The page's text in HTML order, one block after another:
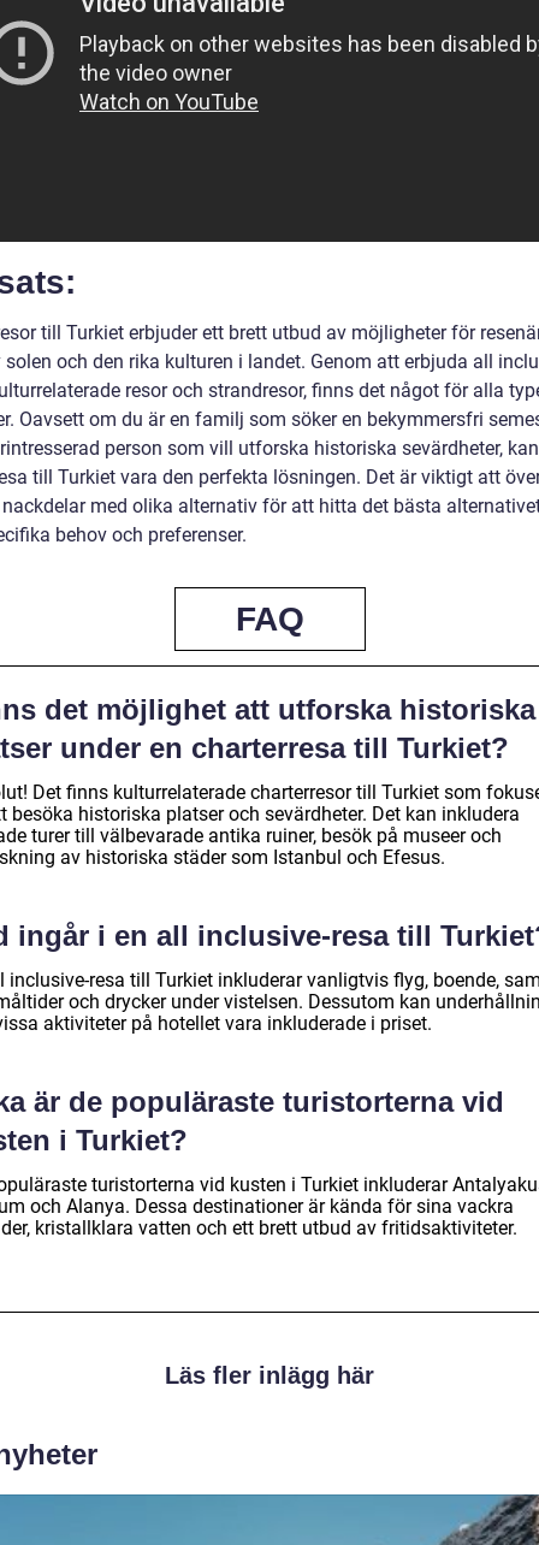
till Turkiet erbjuder ett brett utbud av möjligheter för
och den rika kulturen i landet. Genom att erbjuda all
resor och strandresor, finns det något för alla
Oavsett om du är en familj som söker en bekymmersfri
person som vill utforska historiska sevärdheter,
till Turkiet vara den perfekta lösningen. Det är viktigt att
med olika alternativ för att hitta det bästa
behov och preferenser.
FAQ
det möjlighet att utforska historiska
under en charterresa till Turkiet?
Det finns kulturrelaterade charterresor till Turkiet som
besöka historiska platser och sevärdheter. Det kan inkludera
turer till välbevarade antika ruiner, besök på museer och
av historiska städer som Istanbul och Efesus.
ingår i en all inclusive-resa till
inclusive-resa till Turkiet inkluderar vanligtvis flyg, boende,
och drycker under vistelsen. Dessutom kan
aktiviteter på hotellet vara inkluderade i priset.
är de populäraste turistorterna vid
i Turkiet?
turistorterna vid kusten i Turkiet inkluderar
och Alanya. Dessa destinationer är kända för sina vackra
kristallklara vatten och ett brett utbud av fritidsaktiviteter.
Läs fler inlägg här